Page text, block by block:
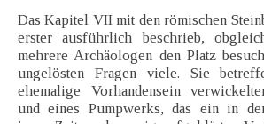
Das Kapitel VII mit den römischen
erster ausführlich beschrieb,
mehrere Archäologen den Platz
ungelösten Fragen viele. Sie
ehemalige Vorhandensein
und eines Pumpwerks, das ein in